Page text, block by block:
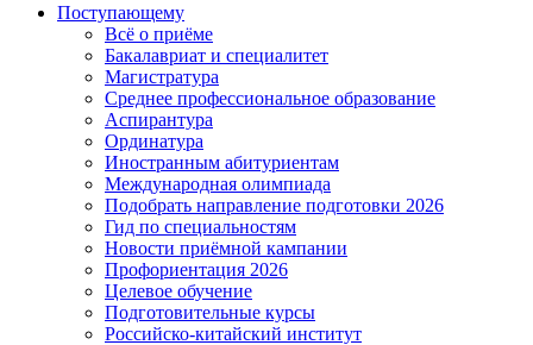
Поступающему
Всё о приёме
Бакалавриат и специалитет
Магистратура
Среднее профессиональное образование
Аспирантура
Ординатура
Иностранным абитуриентам
Международная олимпиада
Подобрать направление подготовки 2026
Гид по специальностям
Новости приёмной кампании
Профориентация 2026
Целевое обучение
Подготовительные курсы
Российско-китайский институт